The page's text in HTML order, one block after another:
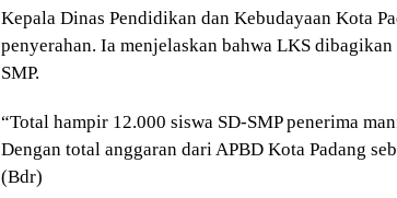
Kepala Dinas Pendidikan dan Kebudayaan Kota
penyerahan. Ia menjelaskan bahwa LKS
SMP.
“Total hampir 12.000 siswa SD-SMP penerima
Dengan total anggaran dari APBD Kota Padang
(Bdr)